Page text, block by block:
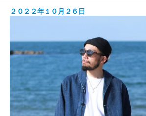
２０２２年１０月２６日